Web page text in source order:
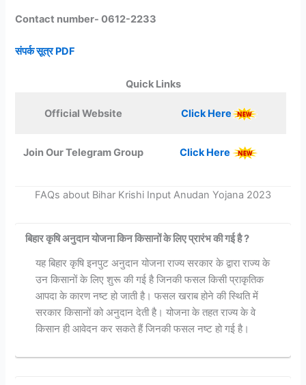
Contact number- 0612-2233
संपर्क सूत्र PDF
Quick Links
Official Website Click Here
Join Our Telegram Group Click Here
FAQs about Bihar Krishi Input Anudan Yojana 2023
बिहार कृषि अनुदान योजना किन किसानों के लिए प्रारंभ की गई है ?
यह बिहार कृषि इनपुट अनुदान योजना राज्य सरकार के द्वारा राज्य के
उन किसानों के लिए शुरू की गई है जिनकी फसल किसी प्राकृतिक
आपदा के कारण नष्ट हो जाती है। फसल खराब होने की स्थिति में
सरकार किसानों को अनुदान देती है। योजना के तहत राज्य के वे
किसान ही आवेदन कर सकते हैं जिनकी फसल नष्ट हो गई है।